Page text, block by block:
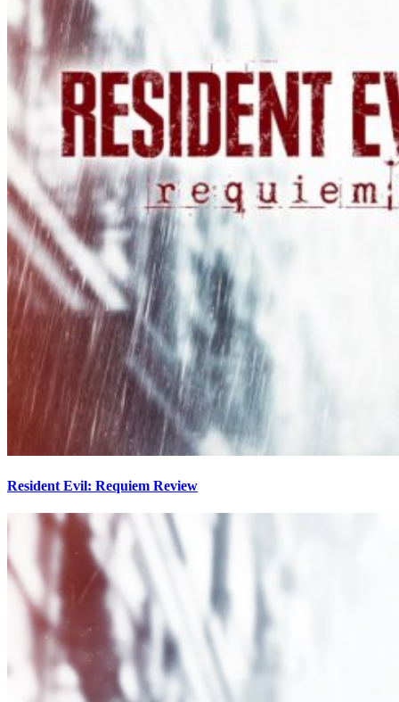
Resident Evil: Requiem Review